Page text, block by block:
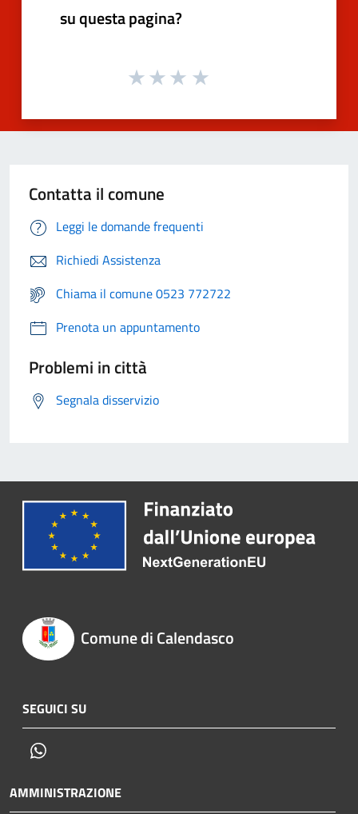
su questa pagina?
Contatta il comune
Leggi le domande frequenti
Richiedi Assistenza
Chiama il comune 0523 772722
Prenota un appuntamento
Problemi in città
Segnala disservizio
Comune di Calendasco
SEGUICI SU
AMMINISTRAZIONE